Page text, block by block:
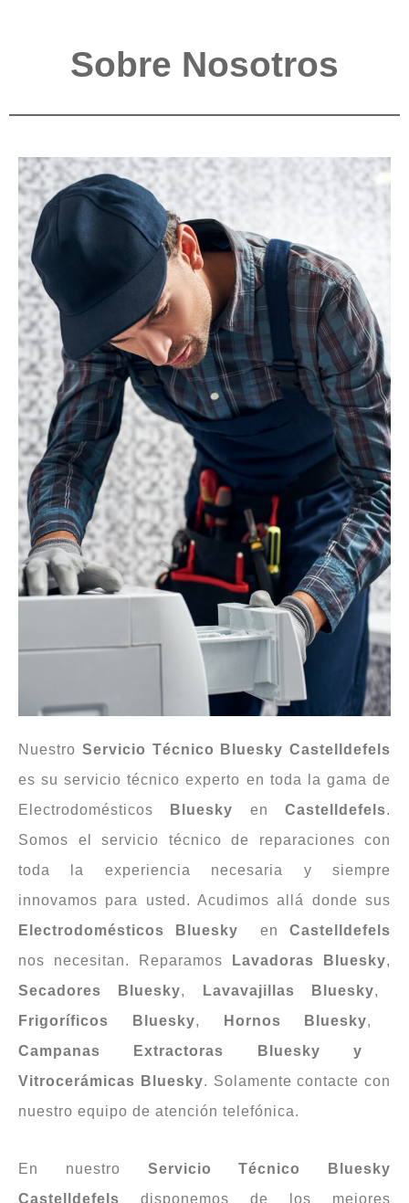
Sobre Nosotros
Nuestro Servicio Técnico Bluesky Castelldefels
es su servicio técnico experto en toda la gama de
Electrodomésticos
Bluesky enCastelldefels.
Somos el servicio técnico de reparaciones con
toda la experiencia necesaria y siempre
innovamos para usted. Acudimos allá donde sus
Electrodomésticos
Bluesky en Castelldefels
nos necesitan. Reparamos
Lavadoras Bluesky,
Secadores Bluesky, Lavavajillas Bluesky,
Frigoríficos Bluesky, Hornos Bluesky,
Campanas Extractoras Bluesky y
Vitrocerámicas Bluesky. Solamente contacte con
nuestro equipo de atención telefónica.
En nuestro Servicio Técnico Bluesky
Castelldefels disponemos de los mejores